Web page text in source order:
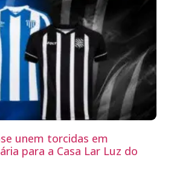
unem torcidas em
para a Casa Lar Luz do